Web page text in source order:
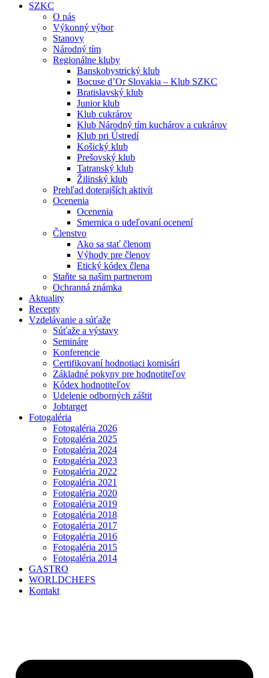
SZKC
O nás
Výkonný výbor
Stanovy
Národný tím
Regionálne kluby
Banskobystrický klub
Bocuse d’Or Slovakia – Klub SZKC
Bratislavský klub
Junior klub
Klub cukrárov
Klub Národný tím kuchárov a cukrárov
Klub pri Ústredí
Košický klub
Prešovský klub
Tatranský klub
Žilinský klub
Prehľad doterajších aktivít
Ocenenia
Ocenenia
Smernica o udeľovaní ocenení
Členstvo
Ako sa stať členom
Výhody pre členov
Etický kódex člena
Staňte sa našim partnerom
Ochranná známka
Aktuality
Recepty
Vzdelávanie a súťaže
Súťaže a výstavy
Semináre
Konferencie
Certifikovaní hodnotiaci komisári
Základné pokyny pre hodnotiteľov
Kódex hodnotiteľov
Udelenie odborných záštit
Jobtarget
Fotogaléria
Fotogaléria 2026
Fotogaléria 2025
Fotogaléria 2024
Fotogaléria 2023
Fotogaléria 2022
Fotogaléria 2021
Fotogaléria 2020
Fotogaléria 2019
Fotogaléria 2018
Fotogaléria 2017
Fotogaléria 2016
Fotogaléria 2015
Fotogaléria 2014
GASTRO
WORLDCHEFS
Kontakt